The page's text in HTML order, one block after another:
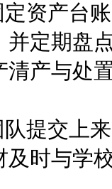
产台账
并定期盘
清产与处
交上来
及时与学